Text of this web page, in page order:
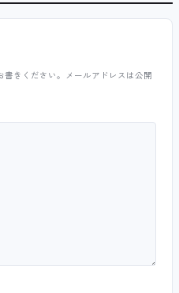
きください。メールアドレスは公開